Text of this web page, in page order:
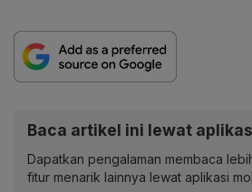
Baca artikel ini lewat
Dapatkan pengalaman membaca
fitur menarik lainnya lewat aplikasi